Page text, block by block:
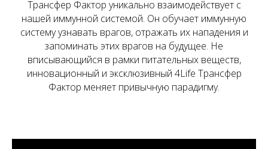
Трансфер Фактор уникально взаимодействует с
нашей иммунной системой. Он обучает иммунную
систему узнавать врагов, отражать их нападения и
запоминать этих врагов на будущее. Не
вписывающийся в рамки питательных веществ,
инновационный и эксклюзивный 4Life Трансфер
Фактор меняет привычную парадигму.